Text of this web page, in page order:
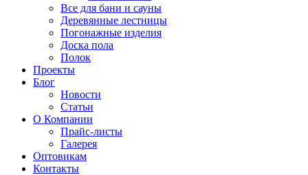
Все для бани и сауны
Деревянные лестницы
Погонажные изделия
Доска пола
Полок
Проекты
Блог
Новости
Статьи
О Компании
Прайс-листы
Галерея
Оптовикам
Контакты